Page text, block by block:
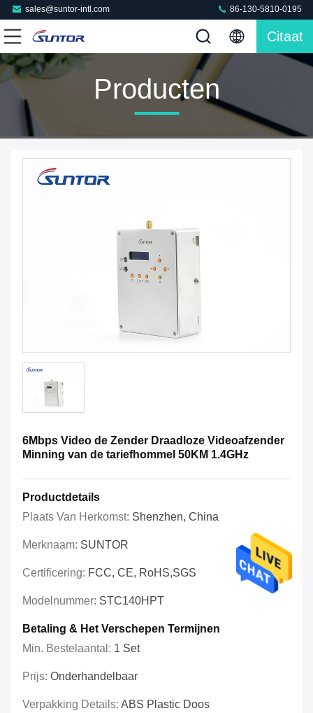
sales@suntor-intl.com 86-130-5810-0195
Citaat
Producten
6Mbps Video de Zender Draadloze Videoafzender
Minning van de tariefhommel 50KM 1.4GHz
Productdetails
Plaats Van Herkomst: Shenzhen, China
Merknaam: SUNTOR
Certificering: FCC, CE, RoHS,SGS
Modelnummer: STC140HPT
Betaling & Het Verschepen Termijnen
Min. Bestelaantal: 1 Set
Prijs: Onderhandelbaar
Verpakking Details: ABS Plastic Doos